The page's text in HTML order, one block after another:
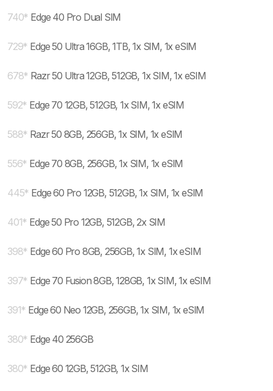
740* Edge 40 Pro Dual SIM
729* Edge 50 Ultra 16GB, 1TB, 1x SIM, 1x eSIM
678* Razr 50 Ultra 12GB, 512GB, 1x SIM, 1x eSIM
592* Edge 70 12GB, 512GB, 1x SIM, 1x eSIM
588* Razr 50 8GB, 256GB, 1x SIM, 1x eSIM
556* Edge 70 8GB, 256GB, 1x SIM, 1x eSIM
445* Edge 60 Pro 12GB, 512GB, 1x SIM, 1x eSIM
401* Edge 50 Pro 12GB, 512GB, 2x SIM
398* Edge 60 Pro 8GB, 256GB, 1x SIM, 1x eSIM
397* Edge 70 Fusion 8GB, 128GB, 1x SIM, 1x eSIM
391* Edge 60 Neo 12GB, 256GB, 1x SIM, 1x eSIM
380* Edge 40 256GB
380* Edge 60 12GB, 512GB, 1x SIM